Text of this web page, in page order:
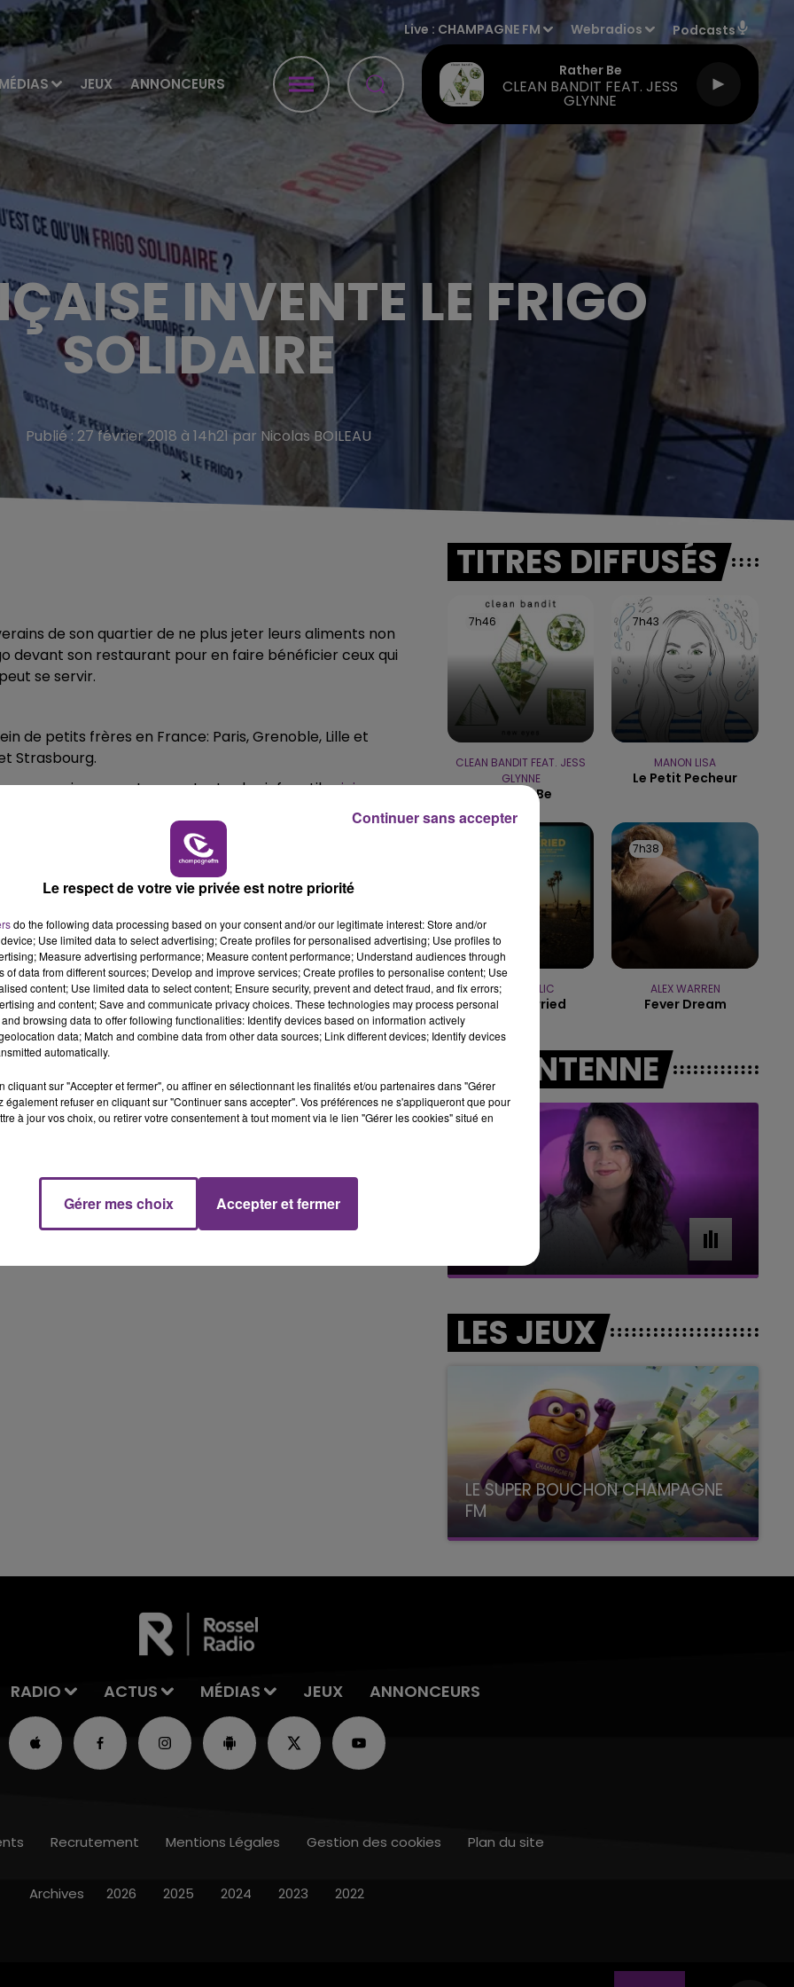
JEUX ANNONCEURS
Live : CHAMPAGNE FM Webradios Podcasts
Rather Be
CLEAN BANDIT FEAT. JESS
GLYNNE
11h00 - 16h00
LE WEEK-END CHAMPAGNE FM
16h00 - 20h00
LE WEEK-END CHAMPAGNE FM
INVENTE LE FRIGO
SOLIDAIRE
Publié : 27 février 2018 à 14h21 par Nicolas BOILEAU
de son quartier de ne plus jeter leurs aliments non
devant son restaurant pour en faire bénéficier ceux qui
se servir.
de petits frères en France: Paris, Grenoble, Lille et
Strasbourg.
servir, vous retrouvez toutes les infos utilesici
LE MAGASIN JOUÉCLUB DE REIMS FERME
SES PORTES
C'était l'une des institutions du centre-ville
rémois. Le magasin JouéClub est contraint de
fermer ses portes.
TITRES DIFFUSÉS
7h46
7h46
CLEAN BANDIT FEAT. JESS
GLYNNE
Rather Be
7h43
7h43
MANON LISA
Le Petit Pecheur
ONEREPUBLIC
I Ain't Worried
7h38
7h38
ALEX WARREN
Fever Dream
A L'ANTENNE
16h00 - 20h00
LES JEUX
LE SUPER BOUCHON CHAMPAGNE
FM
avec La Famille Champagne FM, à 8H10
RADIO ACTUS MÉDIAS JEUX ANNONCEURS
Recrutement Mentions Légales Gestion des cookies Plan du site
Archives 2026 2025 2024 2023 2022
Le respect de votre vie privée est notre priorité
do the following data processing based on your consent and/or our legitimate interest: Store and/or
Use limited data to select advertising; Create profiles for personalised advertising; Use profiles to
Measure advertising performance; Measure content performance; Understand audiences through
of data from different sources; Develop and improve services; Create profiles to personalise content; Use
content; Use limited data to select content; Ensure security, prevent and detect fraud, and fix errors;
and content; Save and communicate privacy choices. These technologies may process personal
browsing data to offer following functionalities: Identify devices based on information actively
data; Match and combine data from other data sources; Link different devices; Identify devices
automatically.
cliquant sur "Accepter et fermer", ou affiner en sélectionnant les finalités et/ou partenaires dans "Gérer
également refuser en cliquant sur "Continuer sans accepter". Vos préférences ne s'appliqueront que pour
à jour vos choix, ou retirer votre consentement à tout moment via le lien "Gérer les cookies" situé en
Gérer mes choix Accepter et fermer
Continuer sans accepter